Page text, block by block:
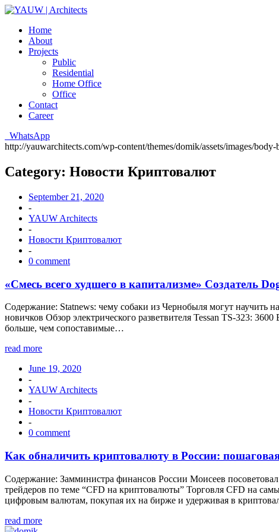
Home
About
Projects
Public
Residential
Home Office
Office
Contact
Career
WhatsApp
http://yauwarchitects.com/wp-content/themes/domik/assets/images/body-
Category: Новости Криптовалют
September 21, 2020
-
YAUW Architects
-
Новости Криптовалют
-
0 comment
«Смесь всего худшего в капитализме» Создатель
Содержание: Statnews: чему собаки из Чернобыля могут научить
новичков Обзор электрического разветвителя Tessan TS-323:
больше, чем сопоставимые…
read more
June 19, 2020
-
YAUW Architects
-
Новости Криптовалют
-
0 comment
Как обналичить криптовалюту в России:
Содержание: Замминистра финансов России Моисеев
трейдеров по теме “CFD на криптовалюты” Торговля CFD на
цифровым валютам, покупая их на бирже и удерживая в
read more